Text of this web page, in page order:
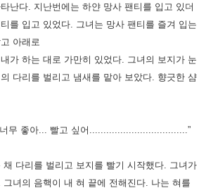
난다. 지난번에는 하얀 망사 팬티를 입고 있더
를 입고 있었다.
그녀는 망사 팬티를 즐겨 입는
아래로
가 하는 대로 가만히 있었다.
그녀의 보지가 눈
다리를 벌리고 냄새를 맡아 보았다. 향긋한 샴
무 좋아... 빨고 싶어...................................”
다리를 벌리고 보지를 빨기 시작했다. 그녀가
그녀의 음핵이 내 혀 끝에 전해진다. 나는 혀를